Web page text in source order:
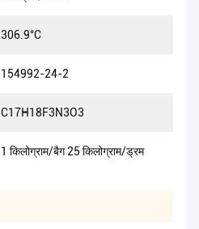
306.9°C
154992-24-2
C17H18F3N3O3
1 किलोग्राम/बैग 25 किलोग्राम/ड्रम